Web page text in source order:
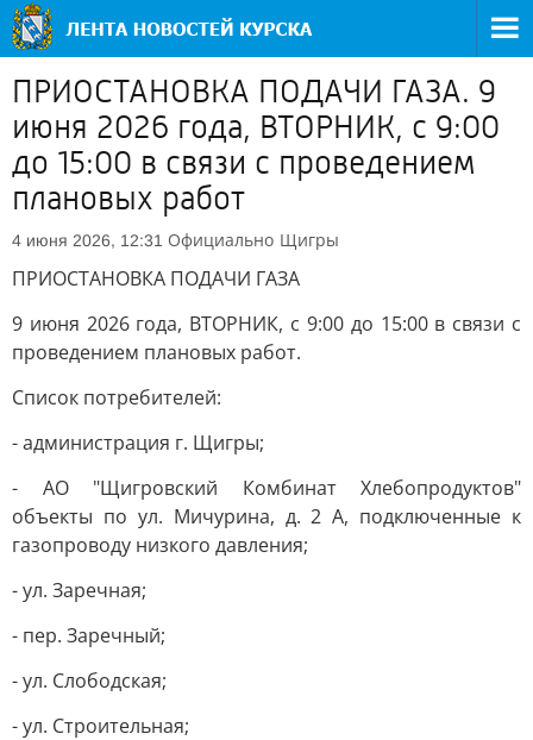
ПРИОСТАНОВКА ПОДАЧИ ГАЗА. 9
июня 2026 года, ВТОРНИК, с 9:00
до 15:00 в связи с проведением
плановых работ
4 июня 2026, 12:31 Официально Щигры
ПРИОСТАНОВКА ПОДАЧИ ГАЗА
9 июня 2026 года, ВТОРНИК, с 9:00 до 15:00 в связи с
проведением плановых работ.
Список потребителей:
- администрация г. Щигры;
- АО "Щигровский Комбинат Хлебопродуктов"
объекты по ул. Мичурина, д. 2 А, подключенные к
газопроводу низкого давления;
- ул. Заречная;
- пер. Заречный;
- ул. Слободская;
- ул. Строительная;